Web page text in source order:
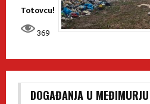
Totovcu!
369
DOGAĐANJA U MEĐIMURJU